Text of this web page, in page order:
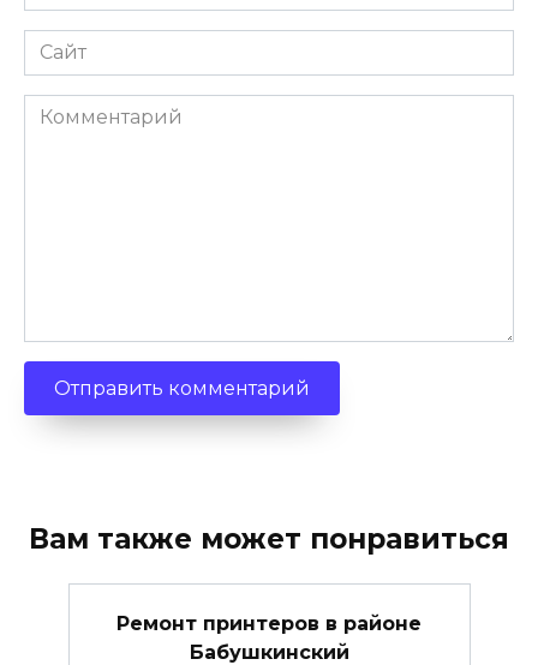
Сайт
Комментарий
Вам также может понравиться
Ремонт принтеров в районе
Бабушкинский